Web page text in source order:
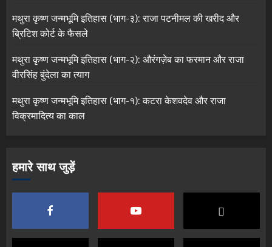
मथुरा कृष्ण जन्मभूमि इतिहास (भाग-३): राजा पटनीमल की खरीद और
ब्रिटिश कोर्ट के फैसले
मथुरा कृष्ण जन्मभूमि इतिहास (भाग-२): औरंगज़ेब का फरमान और राजा
वीरसिंह बुंदेला का त्याग
मथुरा कृष्ण जन्मभूमि इतिहास (भाग-१): कटरा केशवदेव और राजा
विक्रमादित्य का काल
हमारे साथ जुड़ें